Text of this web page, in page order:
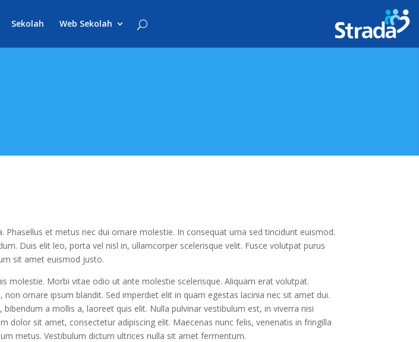
Sekolah Web Sekolah
et metus nec dui ornare molestie. In consequat urna sed tincidunt euismod.
Duis elit leo, porta vel nisl in, ullamcorper scelerisque velit. Fusce volutpat purus
sit amet euismod justo.
molestie. Morbi vitae odio ut ante molestie scelerisque. Aliquam erat volutpat.
ornare ipsum blandit. Sed imperdiet elit in quam egestas lacinia nec sit amet dui.
a mollis a, laoreet quis elit. Nulla pulvinar vestibulum est, in viverra nisi
dolor sit amet, consectetur adipiscing elit. Maecenas nunc felis, venenatis in fringilla
metus. Vestibulum dictum ultrices nulla sit amet fermentum.